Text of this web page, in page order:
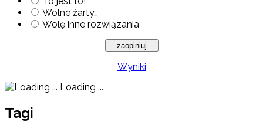
Wolne żarty…
Wolę inne rozwiązania
Wyniki
Loading ...
Tagi